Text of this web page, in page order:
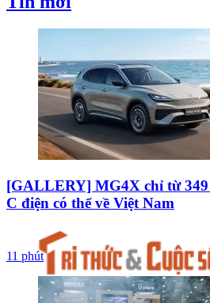
[GALLERY] MG4X chỉ từ
C điện có thể về Việt Nam
11 phút